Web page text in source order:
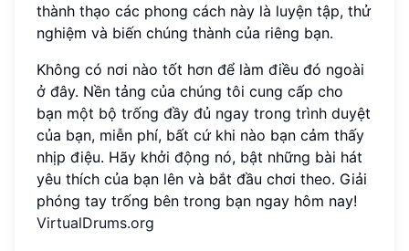
thành thạo các phong cách này là luyện tập, thử
nghiệm và biến chúng thành của riêng bạn.
Không có nơi nào tốt hơn để làm điều đó ngoài
ở đây. Nền tảng của chúng tôi cung cấp cho
bạn một bộ trống đầy đủ ngay trong trình duyệt
của bạn, miễn phí, bất cứ khi nào bạn cảm thấy
nhịp điệu. Hãy khởi động nó, bật những bài hát
yêu thích của bạn lên và bắt đầu chơi theo. Giải
phóng tay trống bên trong bạn ngay hôm nay!
VirtualDrums.org